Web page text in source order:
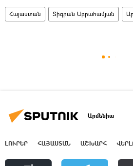
Հայաստան Տիգրան Աբրահամյան
Արմենիա
ԼՈՒՐԵՐ ՀԱՅԱՍՏԱՆ ԱՇԽԱՐՀ